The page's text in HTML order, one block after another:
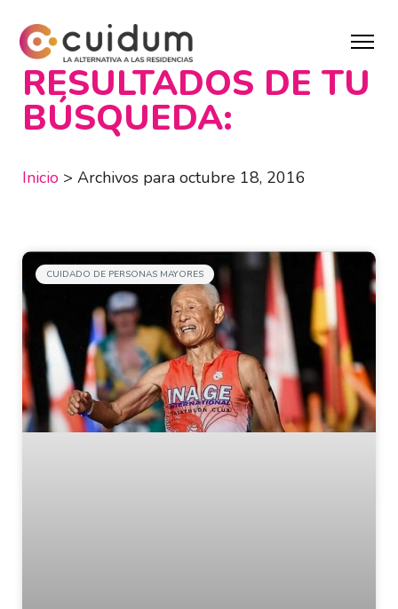
RESULTADOS DE TU
BÚSQUEDA:
Inicio > Archivos para octubre 18, 2016
CUIDADO DE PERSONAS MAYORES